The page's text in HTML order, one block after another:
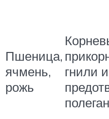
Пшеница,
ячмень,
рожь
гнили и